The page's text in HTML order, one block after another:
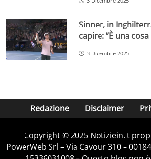
Sinner, in
capire: ”È una
3 Dicembre 2025
Redazione Disclaimer
Copyright © 2025 Notiziein.it
PowerWeb Srl – Via Cavour 310 –